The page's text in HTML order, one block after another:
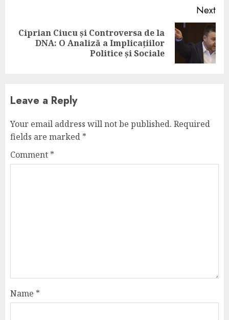
Next
Next
Ciprian Ciucu și Controversa de la
DNA: O Analiză a Implicațiilor
Politice și Sociale
Leave a Reply
Your email address will not be published. Required
fields are marked *
Comment *
Name *